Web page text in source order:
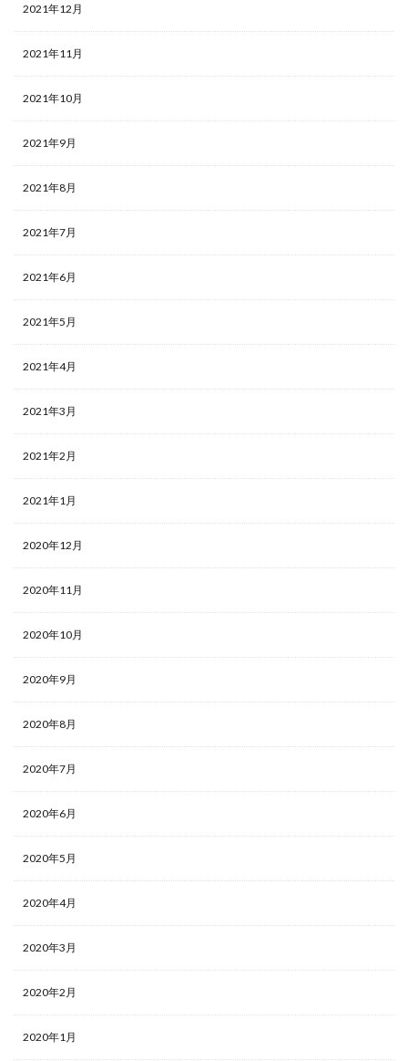
2021年12月
2021年11月
2021年10月
2021年9月
2021年8月
2021年7月
2021年6月
2021年5月
2021年4月
2021年3月
2021年2月
2021年1月
2020年12月
2020年11月
2020年10月
2020年9月
2020年8月
2020年7月
2020年6月
2020年5月
2020年4月
2020年3月
2020年2月
2020年1月